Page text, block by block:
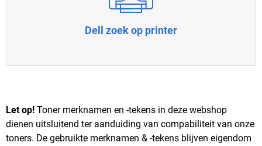
Dell zoek op printer
Let op! Toner merknamen en -tekens in deze webshop
dienen uitsluitend ter aanduiding van compabiliteit van onze
toners. De gebruikte merknamen & -tekens blijven eigendom